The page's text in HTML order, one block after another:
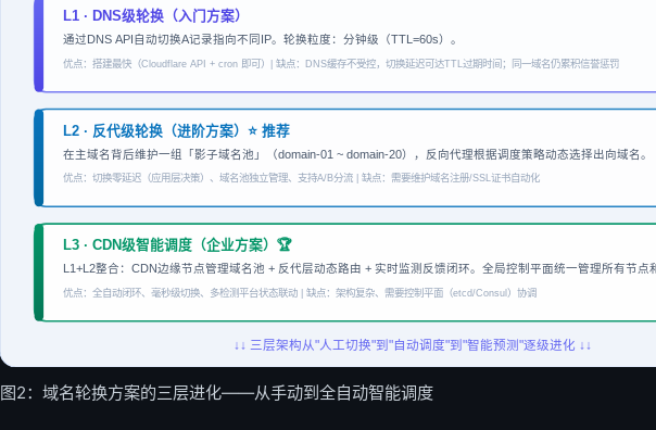
L1 · DNS级轮换（入门方案）
通过DNS API自动切换A记录指向不同IP。轮换粒度：分钟级（TTL=60s）。
优点：搭建最快（Cloudflare API + cron 即可）| 缺点：DNS缓存不受控，切换延迟可达TTL过期时间；同一域名仍累积信誉惩罚
L2 · 反代级轮换（进阶方案）⭐ 推荐
在主域名背后维护一组「影子域名池」（domain-01 ~ domain-20），反向代理根据调度策略动态选择出向域名。
优点：切换零延迟（应用层决策）、域名池独立管理、支持A/B分流 | 缺点：需要维护域名注册/SSL证书自动化
L3 · CDN级智能调度（企业方案）🏆
L1+L2整合：CDN边缘节点管理域名池 + 反代层动态路由 + 实时监测反馈闭环。全局控制平面统一管理所有节点
优点：全自动闭环、毫秒级切换、多检测平台状态联动 | 缺点：架构复杂、需要控制平面（etcd/Consul）协调
↓↓ 三层架构从"人工切换"到"自动调度"到"智能预测"逐级进化 ↓↓
图2：域名轮换方案的三层进化——从手动到全自动智能调度